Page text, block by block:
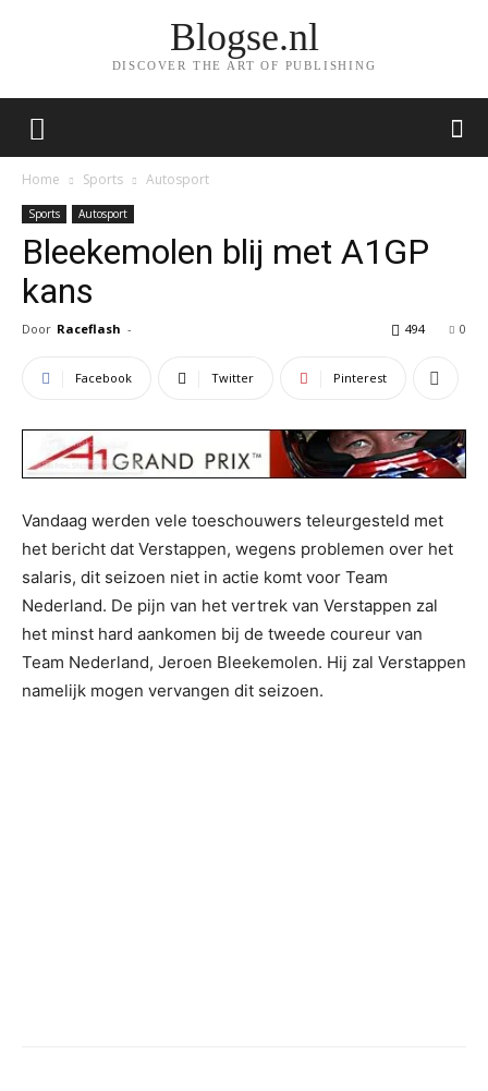
Blogse.nl
DISCOVER THE ART OF PUBLISHING
Home Sports Autosport
Sports Autosport
Bleekemolen blij met A1GP
kans
Door Raceflash - 0
494
Facebook Twitter Pinterest
Vandaag werden vele toeschouwers teleurgesteld met
het bericht dat Verstappen, wegens problemen over het
salaris, dit seizoen niet in actie komt voor Team
Nederland. De pijn van het vertrek van Verstappen zal
het minst hard aankomen bij de tweede coureur van
Team Nederland, Jeroen Bleekemolen. Hij zal Verstappen
namelijk mogen vervangen dit seizoen.